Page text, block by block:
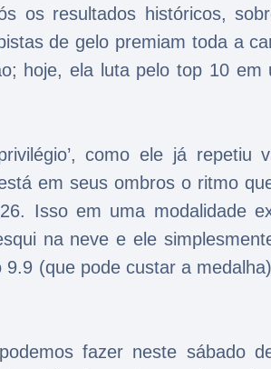
os resultados históricos,
de gelo premiam toda a
hoje, ela luta pelo top 10 em
como ele já repetiu
em seus ombros o ritmo
Isso em uma modalidade
na neve e ele
(que pode custar a
fazer neste sábado